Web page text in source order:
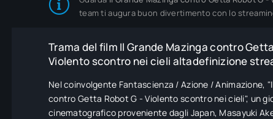
team ti augura buon divertimento con lo
Trama del film Il Grande Mazinga contro
Violento scontro nei cieli altadefinizione
Nel coinvolgente Fantascienza / Azione / Animazione,
contro Getta Robot G - Violento scontro nei cieli", un
cinematografico proveniente dagli Japan, Masayuki